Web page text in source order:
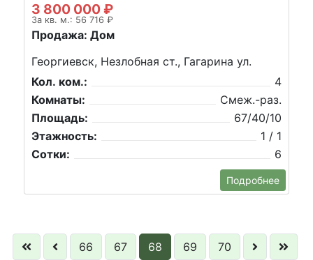
3 800 000 ₽
За кв. м.: 56 716 ₽
Продажа: Дом
Георгиевск, Незлобная ст., Гагарина ул.
Кол. ком.:
4
Комнаты:
Смеж.-раз.
Площадь:
67/40/10
Этажность:
1 / 1
Сотки:
6
Подробнее
66 67 68 69 70